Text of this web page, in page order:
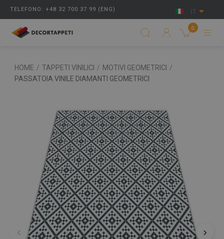
TELEFONO: +48 32 700 37 99 (ENG)
0
HOME / TAPPETI VINILICI / MOTIVI GEOMETRICI
/
PASSATOIA VINILE DIAMANTI GEOMETRICI
‹ ›